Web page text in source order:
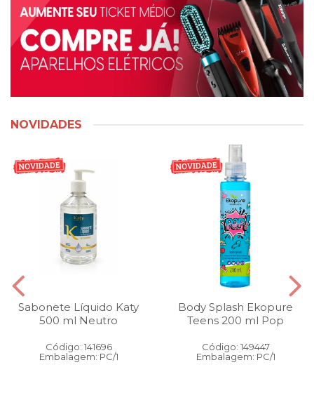
NOVIDADES
Sabonete Líquido Katy
500 ml Neutro
Código: 141696
Embalagem: PC/1
Body Splash Ekopure
Teens 200 ml Pop
Código: 149447
Embalagem: PC/1